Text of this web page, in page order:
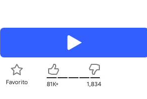
Favorito 81K+ 1,834